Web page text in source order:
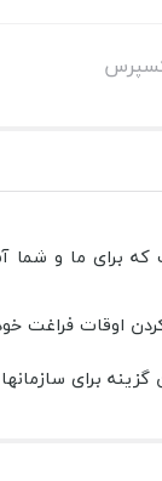
ما و شما
اوقات فراغت
برای